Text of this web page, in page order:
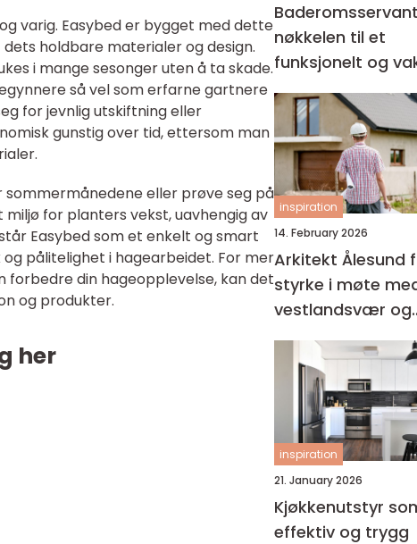
varig. Easybed er bygget med dette
holdbare materialer og design.
i mange sesonger uten å ta skade.
så vel som erfarne gartnere
for jevnlig utskiftning eller
gunstig over tid, ettersom man
sommermånedene eller prøve seg på
for planters vekst, uavhengig av
Easybed som et enkelt og smart
pålitelighet i hagearbeidet. For mer
forbedre din hageopplevelse, kan det
og produkter.
her
Baderomsservant
nøkkelen til et
funksjonelt og
bad
inspiration
14. February 2026
Arkitekt Ålesund faglig
styrke i møte
vestlandsvær og
byhistorie
inspiration
21. January 2026
Kjøkkenutstyr
effektiv og trygg